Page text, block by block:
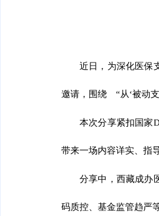
近日，为深化医保
邀请，围绕 “从‘被动
本次分享紧扣国家
带来一场内容详实、指
分享中， 西藏成办
码质控、基金监管趋严